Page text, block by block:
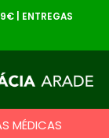
| ENTREGAS
MÉDICAS